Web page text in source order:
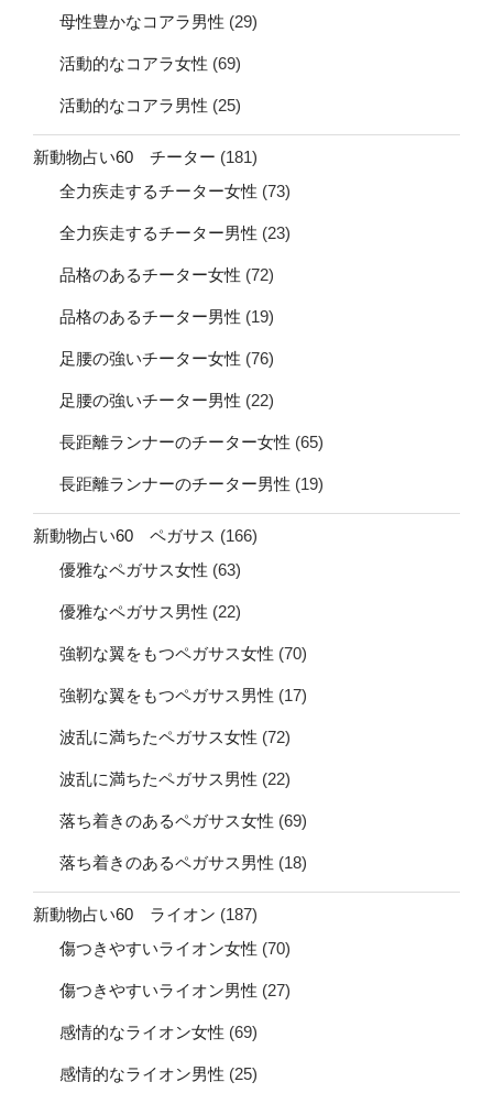
母性豊かなコアラ男性 (29)
活動的なコアラ女性 (69)
活動的なコアラ男性 (25)
新動物占い60 チーター (181)
全力疾走するチーター女性 (73)
全力疾走するチーター男性 (23)
品格のあるチーター女性 (72)
品格のあるチーター男性 (19)
足腰の強いチーター女性 (76)
足腰の強いチーター男性 (22)
長距離ランナーのチーター女性 (65)
長距離ランナーのチーター男性 (19)
新動物占い60 ペガサス (166)
優雅なペガサス女性 (63)
優雅なペガサス男性 (22)
強靭な翼をもつペガサス女性 (70)
強靭な翼をもつペガサス男性 (17)
波乱に満ちたペガサス女性 (72)
波乱に満ちたペガサス男性 (22)
落ち着きのあるペガサス女性 (69)
落ち着きのあるペガサス男性 (18)
新動物占い60 ライオン (187)
傷つきやすいライオン女性 (70)
傷つきやすいライオン男性 (27)
感情的なライオン女性 (69)
感情的なライオン男性 (25)